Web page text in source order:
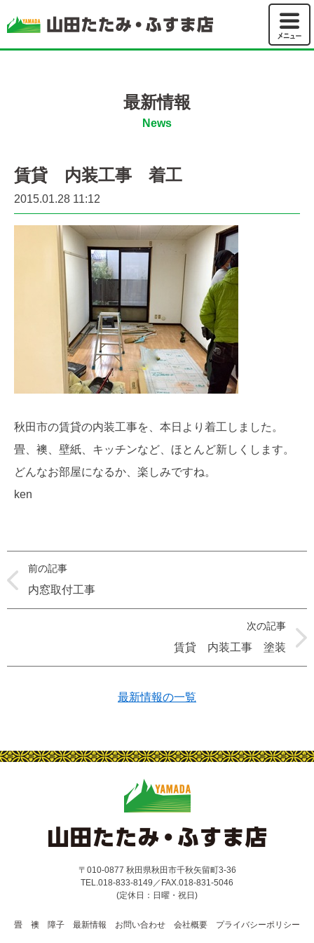
山田た
最新情報
News
賃貸 内装工事 着工
2015.01.28 11:12
秋田市の賃貸の内装工事を、本日より着工しました。
畳、襖、壁紙、キッチンなど、ほとんど新しくします。
どんなお部屋になるか、楽しみですね。
ken
前の記事
内窓取付工事
次の記事
賃貸 内装工事 塗装
最新情報の一覧
〒010-0877 秋田県秋田市千秋矢留町3-36
TEL.018-833-8149／FAX.018-831-5046
(定休日：日曜・祝日)
畳 襖 障子 最新情報 お問い合わせ 会社概要 プライバシーポリシー